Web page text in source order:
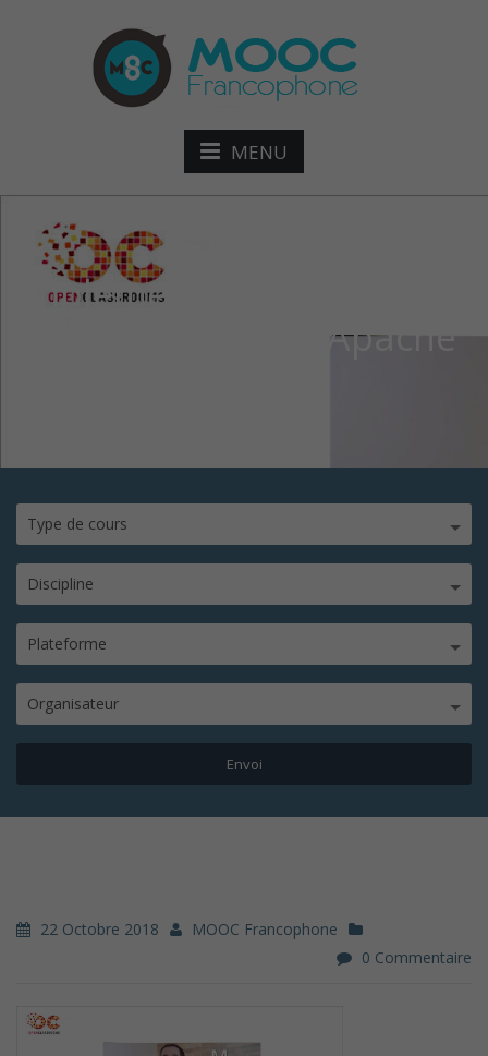
MENU
Implémentez le patron
MVC en Java avec Apache
Type de cours
Discipline
Plateforme
Organisateur
22 Octobre 2018
MOOC Francophone
0 Commentaire